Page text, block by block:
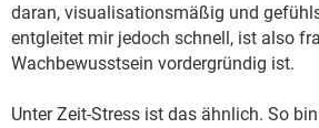
daran, visualisationsmäßig und
entgleitet mir jedoch schnell, ist also
Wachbewusstsein vordergründig ist.
Unter Zeit-Stress ist das ähnlich. So